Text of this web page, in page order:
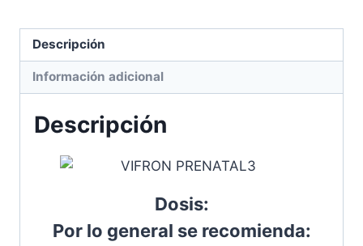
Descripción
Información adicional
Descripción
Dosis:
Por lo general se recomienda: